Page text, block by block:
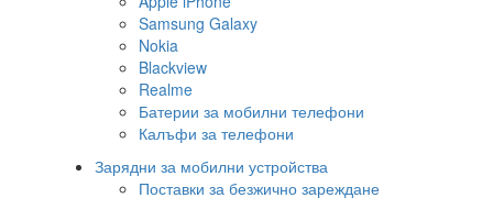
Samsung Galaxy
Nokia
Blackview
Realme
Батерии за мобилни телефони
Калъфи за телефони
Зарядни за мобилни устройства
Поставки за безжично зареждане